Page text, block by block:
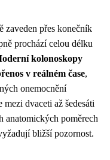
zaveden přes konečník
prochází celou délku
kolonoskopy
v reálném čase,
onemocnění
dvaceti až šedesáti
anatomických poměrech
bližší pozornost.